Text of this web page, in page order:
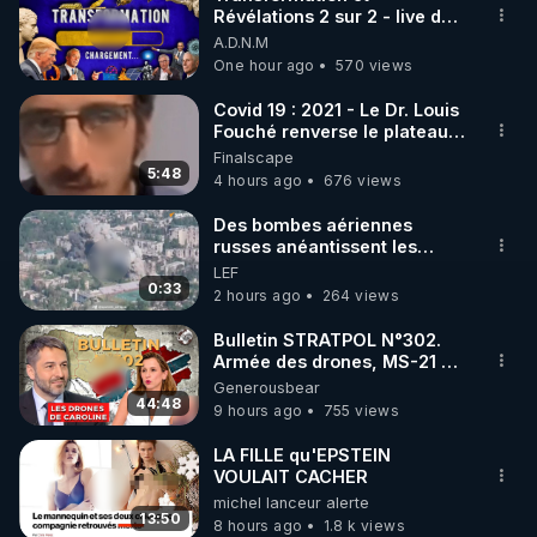
🌱 INSTAGRAM
https://www.instagram.com/rdlr_thierrycasasnovas/
http://rgnr.li/instagram
🌱 LA NEWSLETTER
Pour ne pas rater l’actualité RGNR (stages,
http://rgnr.li/news
🌱 VIDÉOS NON CENSURÉES SUR ODYSEE
Toutes les vidéos Youtube sont aussi sur la
http://rgnr.li/odysee
🌱 LES STAGES EN PRÉSENTIEL
http://rgnr.li/stages
Révélations 2 sur 2 - live du
07/08/26
A.D.N.M
One hour ago
570 views
5:48
Covid 19 : 2021 - Le Dr. Louis
Fouché renverse le plateau
de CNews !
Finalscape
4 hours ago
676 views
0:33
Des bombes aériennes
russes anéantissent les
centres de contrôle de
drones de 3 brigades
ukrainienne
LEF
2 hours ago
264 views
44:48
Bulletin STRATPOL N°302.
Armée des drones, MS-21 en
série, missiles coréens.
07.08.2026.
Generousbear
9 hours ago
755 views
13:50
LA FILLE qu'EPSTEIN
VOULAIT CACHER
michel lanceur alerte
8 hours ago
1.8 k views